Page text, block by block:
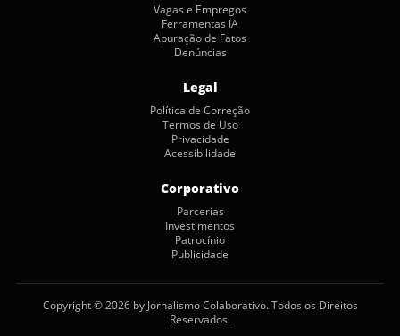
Vagas e Empregos
Ferramentas IA
Apuração de Fatos
Denúncias
Legal
Política de Correção
Termos de Uso
Privacidade
Acessibilidade
Corporativo
Parcerias
Investimentos
Patrocínio
Publicidade
Copyright © 2026 by Jornalismo Colaborativo. Todos os Direitos
Reservados.